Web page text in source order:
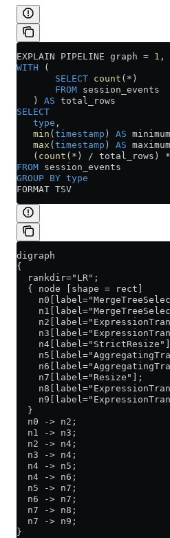
EXPLAIN PIPELINE graph = 1 ,
WITH (
       SELECT
count ( * )
       FROM
session_events
   )
AS total_rows
SELECT
   type
,
   min
(timestamp ) AS
   max
(timestamp ) AS
   (
count ( * ) / total_rows) *
FROM session_events
GROUP BY type
FORMAT TSV
digraph
{
  rankdir="LR";
  { node [shape = rect]
    n7[label="Resize"];
  }
  n0 -> n2;
  n1 -> n3;
  n2 -> n4;
  n3 -> n4;
  n4 -> n5;
  n4 -> n6;
  n5 -> n7;
  n6 -> n7;
  n7 -> n8;
  n7 -> n9;
}